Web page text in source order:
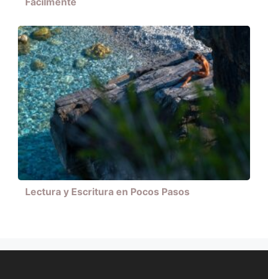
Lectura y Escritura en Pocos Pasos